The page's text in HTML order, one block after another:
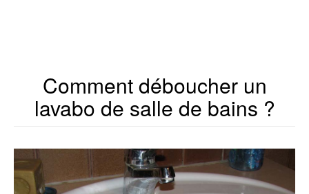
Comment déboucher un
lavabo de salle de bains ?